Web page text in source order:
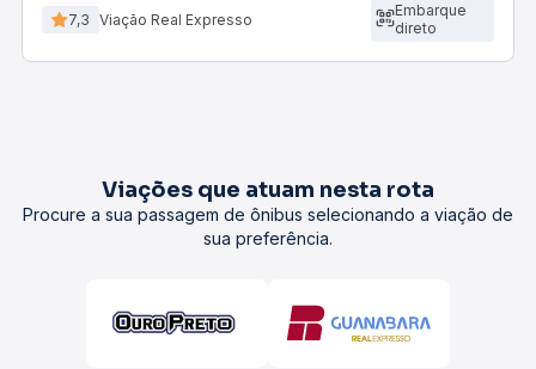
7,3 Viação Real Expresso
Embarque
direto
Viações que atuam nesta rota
Procure a sua passagem de ônibus selecionando a viação de
sua preferência.